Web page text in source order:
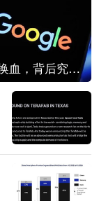
谷歌AI大换血，背后究竟发生了什么？